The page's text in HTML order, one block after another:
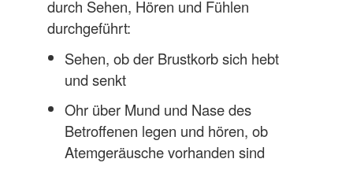
durch Sehen, Hören und Fühlen
durchgeführt:
Sehen, ob der Brustkorb sich hebt
und senkt
Ohr über Mund und Nase des
Betroffenen legen und hören, ob
Atemgeräusche vorhanden sind